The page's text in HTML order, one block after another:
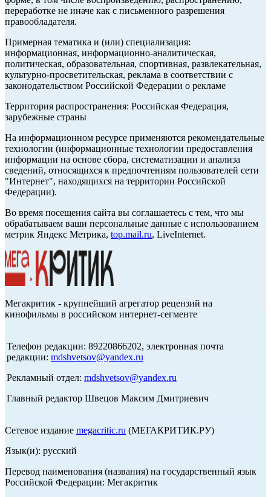
переработке не иначе как с письменного разрешения
правообладателя.
Примерная тематика и (или) специализация:
информационная, информационно-аналитическая,
политическая, образовательная, спортивная, развлекательная,
культурно-просветительская, реклама в соответствии с
законодательством Российской Федерации о рекламе
Территория распространения: Российская Федерация,
зарубежные страны
На информационном ресурсе применяются рекомендательные
технологии (информационные технологии предоставления
информации на основе сбора, систематизации и анализа
сведений, относящихся к предпочтениям пользователей сети
"Интернет", находящихся на территории Российской
Федерации).
Во время посещения сайта вы соглашаетесь с тем, что мы
обрабатываем ваши персональные данные с использованием
метрик Яндекс Метрика, top.mail.ru, LiveInternet.
Мегакритик - крупнейший агрегатор рецензий на
кинофильмы в российском интернет-сегменте
Телефон редакции: 89220866202, электронная почта
редакции: mdshvetsov@yandex.ru
Рекламный отдел: mdshvetsov@yandex.ru
Главный редактор Швецов Максим Дмитриевич
Сетевое издание megacritic.ru (МЕГАКРИТИК.РУ)
Язык(и): русский
Перевод наименования (названия) на государственный язык
Российской Федерации: Мегакритик